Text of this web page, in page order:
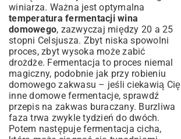
winiarza. Ważna jest optymalna
temperatura fermentacji wina
domowego, zazwyczaj między 20 a 25
stopni Celsjusza. Zbyt niska spowolni
proces, zbyt wysoka może zabić
drożdże. Fermentacja to proces niemal
magiczny, podobnie jak przy robieniu
domowego zakwasu – jeśli ciekawią Cię
inne domowe fermentacje, sprawdź
przepis na zakwas buraczany. Burzliwa
faza trwa zwykle tydzień do dwóch.
Potem następuje fermentacja cicha,